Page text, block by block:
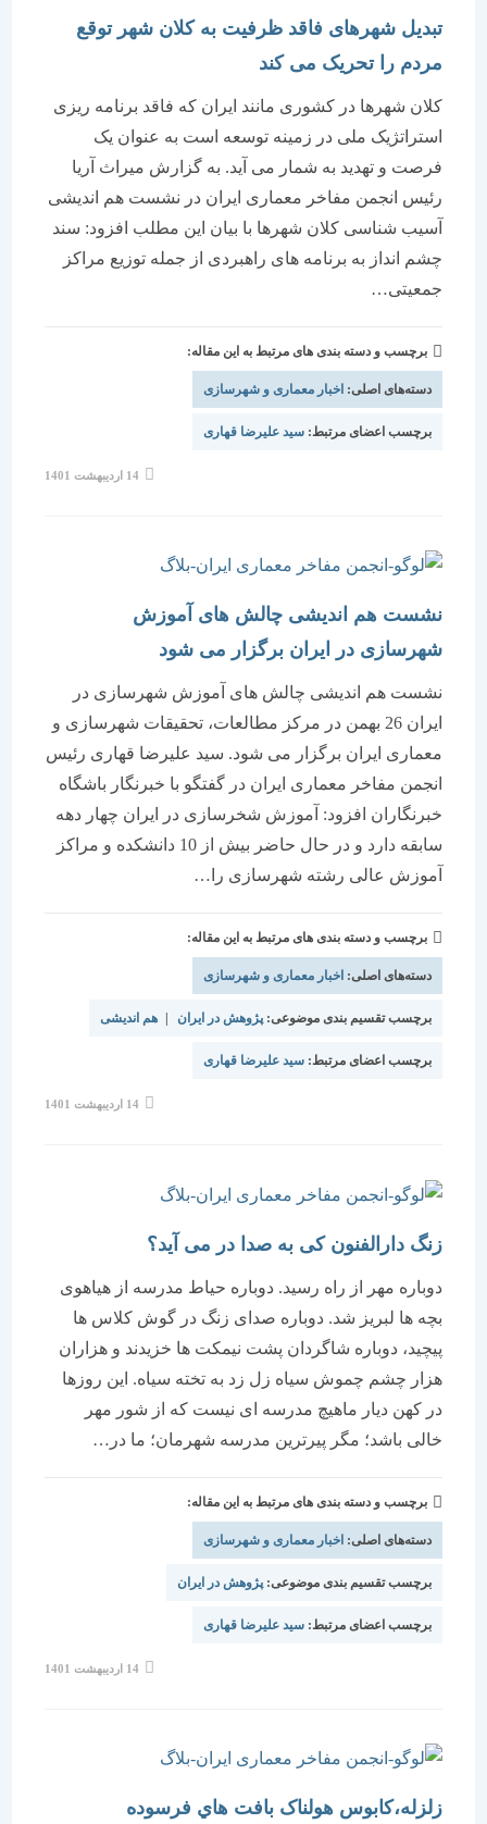
تبدیل شهرهای فاقد ظرفیت به کلان شهر توقع
مردم را تحریک می کند
کلان شهرها در کشوری مانند ایران که فاقد برنامه ریزی
استراتژیک ملی در زمینه توسعه است به عنوان یک
فرصت و تهدید به شمار می آید. به گزارش میراث آریا
رئیس انجمن مفاخر معماری ایران در نشست هم اندیشی
آسیب شناسی کلان شهرها با بیان این مطلب افزود: سند
چشم انداز به برنامه های راهبردی از جمله توزیع مراکز
جمعیتی…
برچسب و دسته بندی های مرتبط به این مقاله:
دسته‌های اصلی:اخبار معماری و شهرسازی
برچسب اعضای مرتبط: سید علیرضا قهاری
نشست هم اندیشی چالش های آموزش
شهرسازی در ایران برگزار می شود
نشست هم اندیشی چالش های آموزش شهرسازی در
ایران 26 بهمن در مرکز مطالعات، تحقیقات شهرسازی و
معماری ایران برگزار می شود. سید علیرضا قهاری رئیس
انجمن مفاخر معماری ایران در گفتگو با خبرنگار باشگاه
خبرنگاران افزود: آموزش شخرسازی در ایران چهار دهه
سابقه دارد و در حال حاضر بیش از 10 دانشکده و مراکز
آموزش عالی رشته شهرسازی را…
برچسب و دسته بندی های مرتبط به این مقاله:
دسته‌های اصلی:اخبار معماری و شهرسازی
برچسب تقسیم بندی موضوعی:پژوهش در ایران | هم اندیشی
برچسب اعضای مرتبط: سید علیرضا قهاری
زنگ دارالفنون کی به صدا در می آید؟
دوباره مهر از راه رسید. دوباره حیاط مدرسه از هیاهوی
بچه ها لبریز شد. دوباره صدای زنگ در گوش کلاس ها
پیچید، دوباره شاگردان پشت نیمکت ها خزیدند و هزاران
هزار چشم چموش سیاه زل زد به تخته سیاه. این روزها
در کهن دیار ماهیچ مدرسه ای نیست که از شور مهر
خالی باشد؛ مگر پیرترین مدرسه شهرمان؛ ما در…
برچسب و دسته بندی های مرتبط به این مقاله:
دسته‌های اصلی:اخبار معماری و شهرسازی
برچسب تقسیم بندی موضوعی:پژوهش در ایران
برچسب اعضای مرتبط: سید علیرضا قهاری
زلزله،کابوس هولناک بافت هاي فرسوده